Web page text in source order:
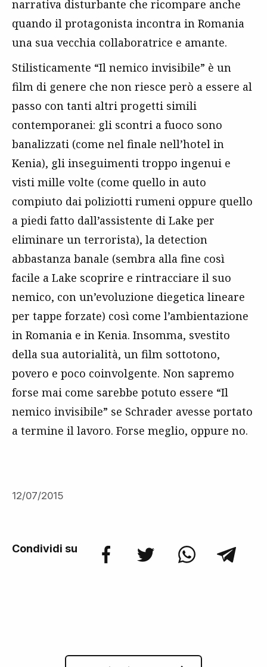
narrativa disturbante che ricompare anche
quando il protagonista incontra in Romania
una sua vecchia collaboratrice e amante.
Stilisticamente “Il nemico invisibile” è un
film di genere che non riesce però a essere al
passo con tanti altri progetti simili
contemporanei: gli scontri a fuoco sono
banalizzati (come nel finale nell’hotel in
Kenia), gli inseguimenti troppo ingenui e
visti mille volte (come quello in auto
compiuto dai poliziotti rumeni oppure quello
a piedi fatto dall’assistente di Lake per
eliminare un terrorista), la detection
abbastanza banale (sembra alla fine così
facile a Lake scoprire e rintracciare il suo
nemico, con un’evoluzione diegetica lineare
per tappe forzate) così come l’ambientazione
in Romania e in Kenia. Insomma, svestito
della sua autorialità, un film sottotono,
povero e poco coinvolgente. Non sapremo
forse mai come sarebbe potuto essere “Il
nemico invisibile” se Schrader avesse portato
a termine il lavoro. Forse meglio, oppure no.
12/07/2015
Condividi su